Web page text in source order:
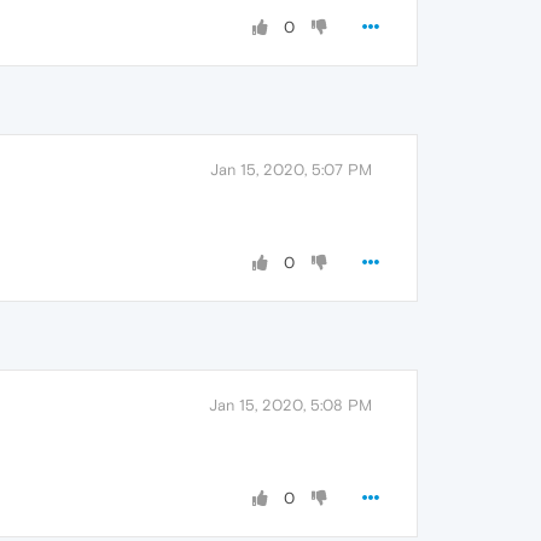
0
Jan 15, 2020, 5:07 PM
0
Jan 15, 2020, 5:08 PM
0